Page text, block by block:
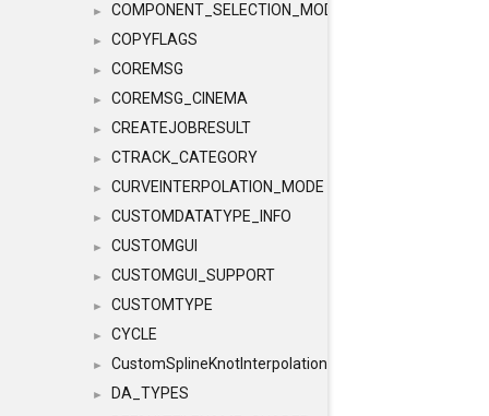
► COMPONENT_SELECTION_MODES
► COPYFLAGS
► COREMSG
► COREMSG_CINEMA
► CREATEJOBRESULT
► CTRACK_CATEGORY
► CURVEINTERPOLATION_MODE
► CUSTOMDATATYPE_INFO
► CUSTOMGUI
► CUSTOMGUI_SUPPORT
► CUSTOMTYPE
► CYCLE
► CustomSplineKnotInterpolation
► DA_TYPES